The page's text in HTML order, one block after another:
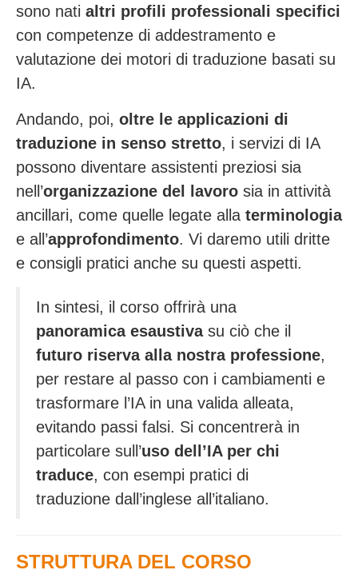
sono nati altri profili professionali specifici
con competenze di addestramento e
valutazione dei motori di traduzione basati su
IA.
Andando, poi, oltre le applicazioni di
traduzione in senso stretto, i servizi di IA
possono diventare assistenti preziosi sia
nell’organizzazione del lavoro sia in attività
ancillari, come quelle legate alla terminologia
e all’approfondimento. Vi daremo utili dritte
e consigli pratici anche su questi aspetti.
In sintesi, il corso offrirà una
panoramica esaustivasu ciò che il
futuro riserva alla nostra professione,
per restare al passo con i cambiamenti e
trasformare l’IA in una valida alleata,
evitando passi falsi. Si concentrerà in
particolare sull’uso dell’IA per chi
traduce, con esempi pratici di
traduzione dall’inglese all’italiano.
STRUTTURA DEL CORSO